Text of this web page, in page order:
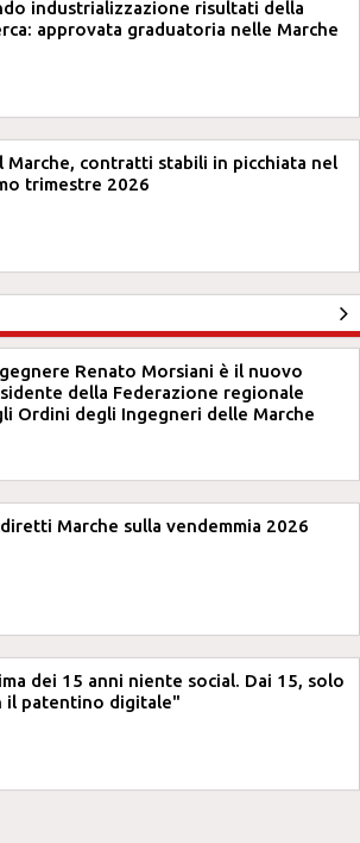
industrializzazione risultati della
approvata graduatoria nelle Marche
Marche, contratti stabili in picchiata nel
trimestre 2026
Renato Morsiani è il nuovo
della Federazione regionale
Ordini degli Ingegneri delle Marche
Marche sulla vendemmia 2026
dei 15 anni niente social. Dai 15, solo
il patentino digitale"